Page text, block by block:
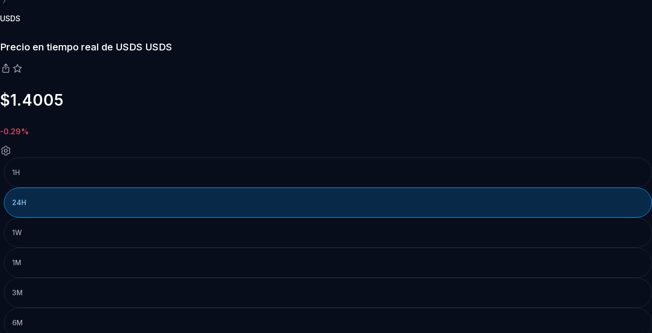
USDS
Precio en tiempo real de USDS USDS
$1.4005
-0.29%
1H
24H
1W
1M
3M
6M